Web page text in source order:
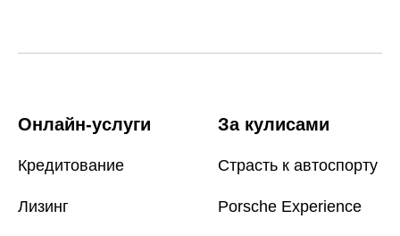
Онлайн-услуги
Кредитование
Лизинг
За кулисами
Страсть к автоспорту
Porsche Experience